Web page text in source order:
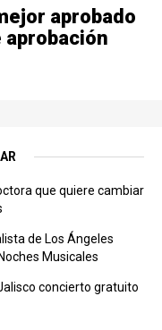
que quiere cambiar
de Los Ángeles
Musicales
concierto gratuito
aprobado
aprobación